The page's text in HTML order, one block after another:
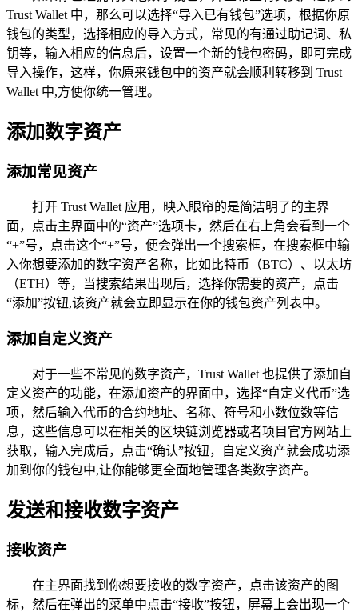
Trust Wallet 中，那么可以选择“导入已有钱包”选项，根据你原
钱包的类型，选择相应的导入方式，常见的有通过助记词、私
钥等，输入相应的信息后，设置一个新的钱包密码，即可完成
导入操作，这样，你原来钱包中的资产就会顺利转移到 Trust
Wallet 中,方便你统一管理。
添加数字资产
添加常见资产
打开 Trust Wallet 应用，映入眼帘的是简洁明了的主界
面，点击主界面中的“资产”选项卡，然后在右上角会看到一个
“+”号，点击这个“+”号，便会弹出一个搜索框，在搜索框中输
入你想要添加的数字资产名称，比如比特币（BTC）、以太坊
（ETH）等，当搜索结果出现后，选择你需要的资产，点击
“添加”按钮,该资产就会立即显示在你的钱包资产列表中。
添加自定义资产
对于一些不常见的数字资产，Trust Wallet 也提供了添加自
定义资产的功能，在添加资产的界面中，选择“自定义代币”选
项，然后输入代币的合约地址、名称、符号和小数位数等信
息，这些信息可以在相关的区块链浏览器或者项目官方网站上
获取，输入完成后，点击“确认”按钮，自定义资产就会成功添
加到你的钱包中,让你能够更全面地管理各类数字资产。
发送和接收数字资产
接收资产
在主界面找到你想要接收的数字资产，点击该资产的图
标，然后在弹出的菜单中点击“接收”按钮，屏幕上会出现一个